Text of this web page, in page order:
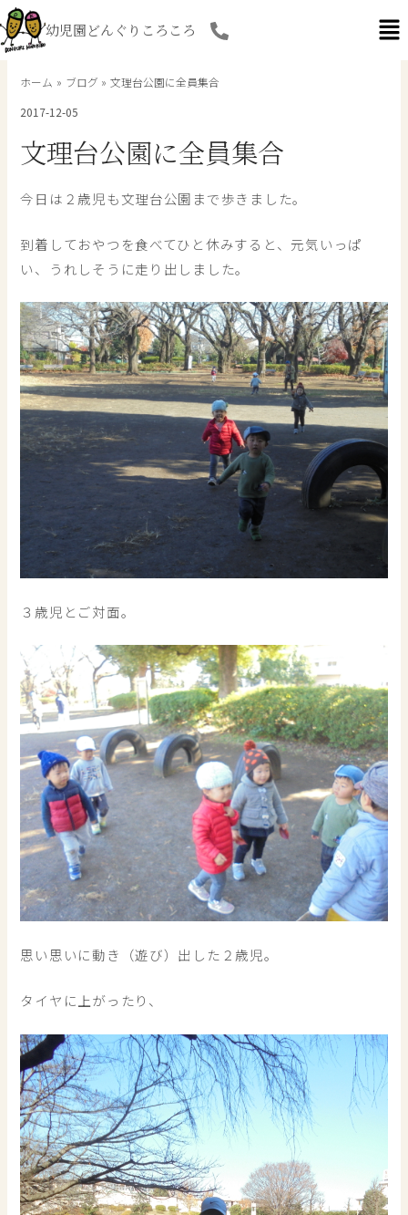
内
容
を
幼児園どんぐりころころ
ホーム ブログ
文理台公園に全員集合
2017-12-05
文理台公園に全員集合
今日は２歳児も文理台公園まで歩きました。
到着しておやつを食べてひと休みすると、元気いっぱ
い、うれしそうに走り出しました。
３歳児とご対面。
思い思いに動き（遊び）出した２歳児。
タイヤに上がったり、